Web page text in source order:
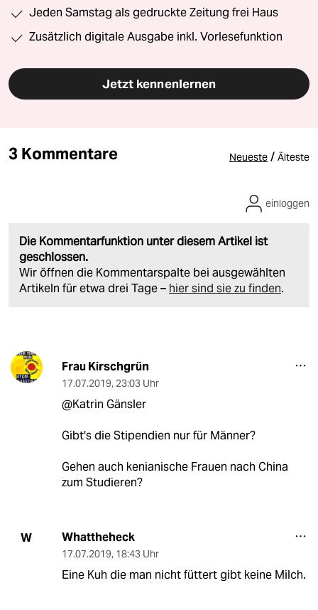
Jeden Samstag als gedruckte Zeitung frei Haus
Zusätzlich digitale Ausgabe inkl. Vorlesefunktion
Jetzt kennenlernen
3 Kommentare Neueste / Älteste
Die Kommentarfunktion unter diesem Artikel ist
geschlossen.
Wir öffnen die Kommentarspalte bei ausgewählten
Artikeln für etwa drei Tage – hier sind sie zu finden.
einloggen
Frau Kirschgrün
17.07.2019, 23:03 Uhr
@Katrin Gänsler
Gibt's die Stipendien nur für Männer?
Gehen auch kenianische Frauen nach China
zum Studieren?
W Whattheheck
17.07.2019, 18:43 Uhr
Eine Kuh die man nicht füttert gibt keine Milch.